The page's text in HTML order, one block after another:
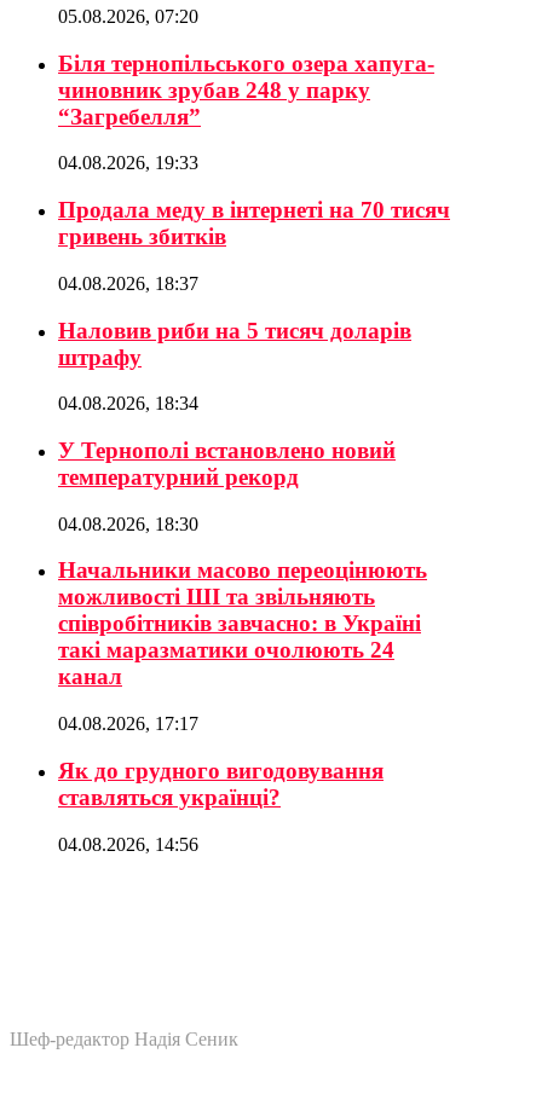
05.08.2026, 07:20
Біля тернопільського озера хапуга-
чиновник зрубав 248 у парку
“Загребелля”
04.08.2026, 19:33
Продала меду в інтернеті на 70 тисяч
гривень збитків
04.08.2026, 18:37
Наловив риби на 5 тисяч доларів
штрафу
04.08.2026, 18:34
У Тернополі встановлено новий
температурний рекорд
04.08.2026, 18:30
Начальники масово переоцінюють
можливості ШІ та звільняють
співробітників завчасно: в Україні
такі маразматики очолюють 24
канал
04.08.2026, 17:17
Як до грудного вигодовування
ставляться українці?
04.08.2026, 14:56
Шеф-редактор Надія Сеник